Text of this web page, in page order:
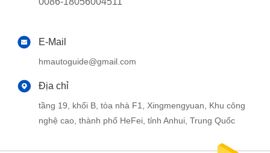
E-Mail
hmautoguide@gmail.com
Địa chỉ
tầng 19, khối B, tòa nhà F1, Xingmengyuan, Khu công
nghệ cao, thành phố HeFei, tỉnh Anhui, Trung Quốc